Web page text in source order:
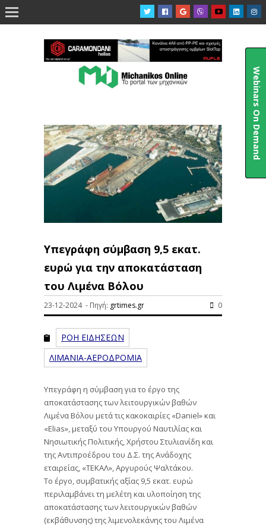

Υπεγράφη σύμβαση 9,5 εκατ.
ευρώ για την αποκατάσταση
του Λιμένα Βόλου
23-12-2024 - Πηγή: grtimes.gr 0
ΡΟΗ ΕΙΔΗΣΕΩΝ
ΛΙΜΑΝΙΑ-ΑΕΡΟΔΡΟΜΙΑ
Υπεγράφη η σύμβαση για το έργο της
αποκατάστασης των λειτουργικών βαθών
Λιμένα Βόλου μετά τις κακοκαιρίες «Daniel» και
«Elias», μεταξύ του Υπουργού Ναυτιλίας και
Νησιωτικής Πολιτικής, Χρήστου Στυλιανίδη και
της Αντιπροέδρου του Δ.Σ. της Ανάδοχης
εταιρείας, «ΤΕΚΑΛ», Αργυρούς Ψαλτάκου.
Το έργο, συμβατικής αξίας 9,5 εκατ. ευρώ
περιλαμβάνει τη μελέτη και υλοποίηση της
αποκατάστασης των λειτουργικών βαθών
(εκβάθυνσης) της λιμενολεκάνης του Λιμένα
Webinars On Demand